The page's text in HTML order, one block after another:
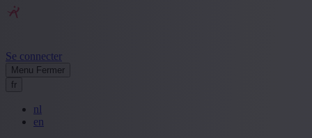
Se connecter
Menu Fermer
fr
nl
en